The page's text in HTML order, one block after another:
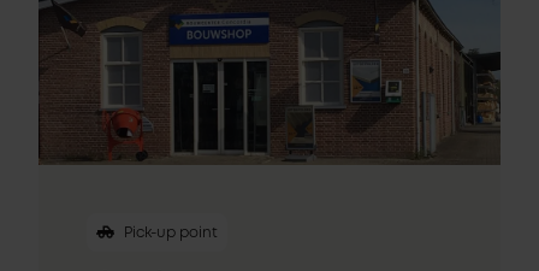
Pick-up point